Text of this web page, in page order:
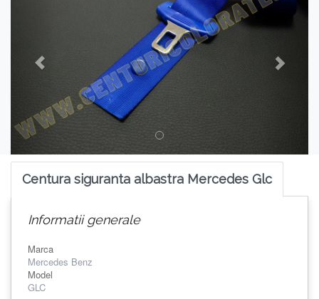
Centura siguranta albastra Mercedes Glc
Informatii generale
Marca
Mercedes Benz
Model
GLC